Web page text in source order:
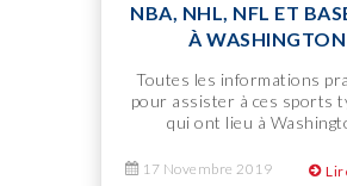
NBA, NHL, NFL ET
À WASHINGTON
Toutes les informations
pour assister à ces sports
qui ont lieu à
17 Novembre 2019